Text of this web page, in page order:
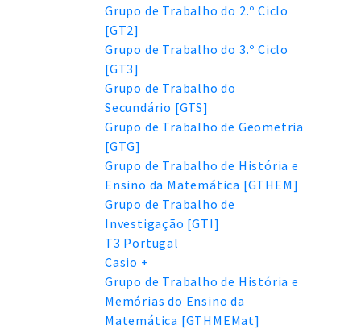
Grupo de Trabalho do 2.º Ciclo
[GT2]
Grupo de Trabalho do 3.º Ciclo
[GT3]
Grupo de Trabalho do
Secundário [GTS]
Grupo de Trabalho de Geometria
[GTG]
Grupo de Trabalho de História e
Ensino da Matemática [GTHEM]
Grupo de Trabalho de
Investigação [GTI]
T3 Portugal
Casio +
Grupo de Trabalho de História e
Memórias do Ensino da
Matemática [GTHMEMat]